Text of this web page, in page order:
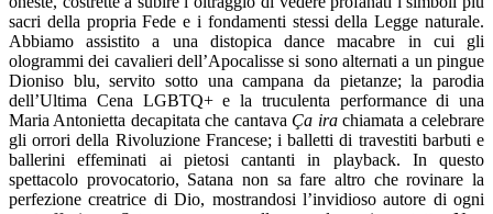
sacri della propria Fede e i fondamenti stessi della Legge naturale.
Abbiamo assistito a una distopica dance macabre in cui gli
ologrammi dei cavalieri dell’Apocalisse si sono alternati a un pingue
Dioniso blu, servito sotto una campana da pietanze; la parodia
dell’Ultima Cena LGBTQ+ e la truculenta performance di una
Maria Antonietta decapitata che cantava Ça irachiamata a celebrare
gli orrori della Rivoluzione Francese; i balletti di travestiti barbuti e
ballerini effeminati ai pietosi cantanti in playback. In questo
spettacolo provocatorio, Satana non sa fare altro che rovinare la
perfezione creatrice di Dio, mostrandosi l’invidioso autore di ogni